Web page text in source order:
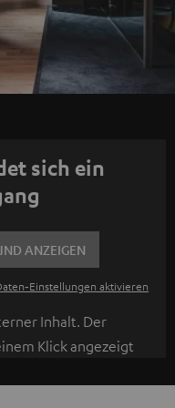
sich ein
ANZEIGEN
aktivieren
Inhalt. Der
Klick angezeigt